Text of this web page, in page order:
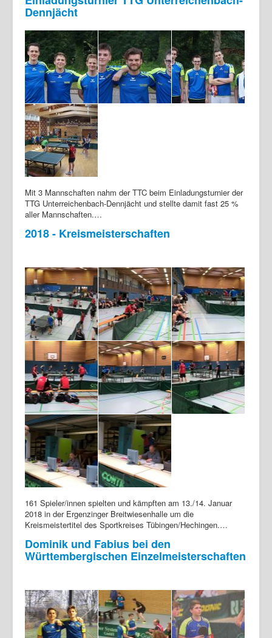
Dennjächt
Mit 3 Mannschaften nahm der TTC beim Einladungsturnier der
TTG Unterreichenbach-Dennjächt und stellte damit fast 25 %
aller Mannschaften.…
2018 - Kreismeisterschaften
161 Spieler/innen spielten und kämpften am 13./14. Januar
2018 in der Ergenzinger Breitwiesenhalle um die
Kreismeistertitel des Sportkreises Tübingen/Hechingen.…
Dominik und Fabius bei den
Württembergischen Einzelmeisterschaften